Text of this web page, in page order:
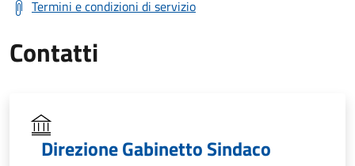
Termini e condizioni di servizio
Contatti
Direzione Gabinetto Sindaco